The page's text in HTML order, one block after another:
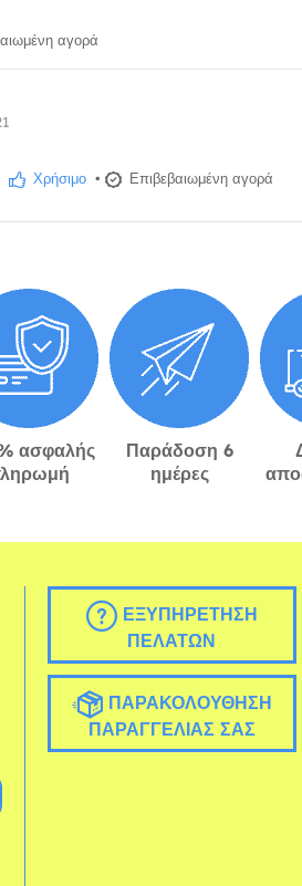
αγορά
Χρήσιμο • Επιβεβαιωμένη αγορά
ασφαλής
Παράδοση 6
ημέρες
ΕΞΥΠΗΡΈΤΗΣΗ
ΠΕΛΑΤΏΝ
ΠΑΡΑΚΟΛΟΎΘΗΣΗ
ΠΑΡΑΓΓΕΛΊΑΣ ΣΑΣ